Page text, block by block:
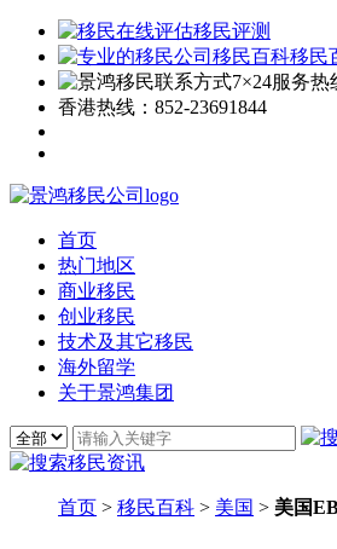
移民评测
移民
7×24服务热
香港热线： 852-23691844
首页
热门地区
商业移民
创业移民
技术及其它移民
海外留学
关于景鸿集团
首页 > 移民百科 > 美国 > 美国